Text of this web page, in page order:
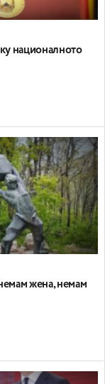
националното
жена, немам